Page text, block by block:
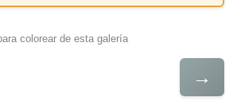
colorear de esta galería
→